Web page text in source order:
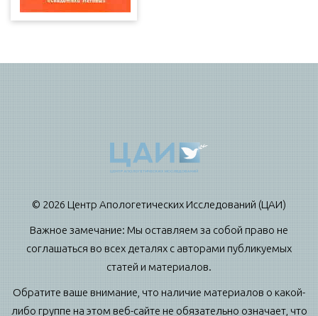
© 2026 Центр Апологетических Исследований (ЦАИ)
Важное замечание: Мы оставляем за собой право не
соглашаться во всех деталях с авторами публикуемых
статей и материалов.
Обратите ваше внимание, что наличие материалов о какой-
либо группе на этом веб-сайте не обязательно означает, что